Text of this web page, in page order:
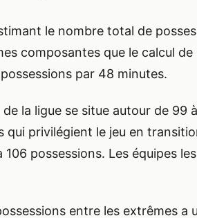
le nombre total de
composantes que le calcul
par 48 minutes.
la ligue se situe autour de
qui privilégient le jeu en
possessions. Les équipes
entre les extrêmes